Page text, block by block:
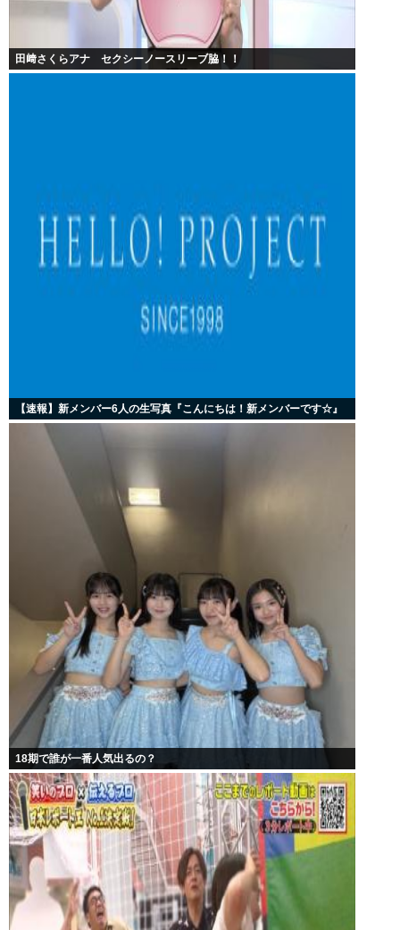
田﨑さくらアナ セクシーノースリーブ脇！！
【速報】新メンバー6人の生写真『こんにちは！新メンバーです☆』
18期で誰が一番人気出るの？